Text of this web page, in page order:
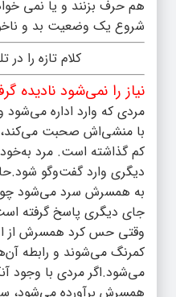
هم حرف بزنند و یا نمی
شروع یک وضعیت بد و
کلام تازه را در
نیاز را نمی‌شود نادیده
مردی که وارد اداره می‌شود
با منشی‌اش صحبت
کم گذاشته است. مرد
دیگری وارد گفت‌وگو
به همسرش سرد می‌شود
جای دیگری پاسخ گرفته
وقتی حس کرد همسرش از او
کمرنگ می‌شوند و رابطه
می‌شود.اگر مردی با وجود
همسرش برآورده می‌شود،